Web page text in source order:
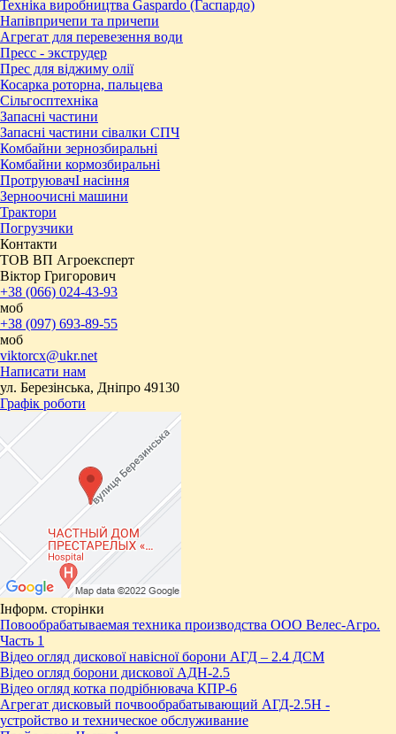
Техніка виробництва Gaspardo (Гаспардо)
Напівпричепи та причепи
Агрегат для перевезення води
Пресc - экструдер
Прес для віджиму олії
Косарка роторна, пальцева
Сільгосптехніка
Запасні частини
Запасні частини сівалки СПЧ
Комбайни зернозбиральні
Комбайни кормозбиральні
ПротруювачІ насіння
Зерноочисні машини
Трактори
Погрузчики
Контакти
ТОВ ВП Агроексперт
Віктор Григорович
+38 (066) 024-43-93
моб
+38 (097) 693-89-55
моб
viktorcx@ukr.net
Написати нам
ул. Березінська, Дніпро 49130
Графік роботи
Інформ. сторінки
Повообрабатываемая техника производства ООО Велес-Агро.
Часть 1
Відео огляд дискової навісної борони АГД – 2.4 ДСМ
Відео огляд борони дискової АДН-2.5
Відео огляд котка подрібнювача КПР-6
Агрегат дисковый почвообрабатывающий АГД-2.5Н -
устройство и техническое обслуживание